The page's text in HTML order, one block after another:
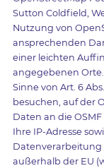
Sutton Coldfield,
Nutzung von
ansprechenden
einer leichten
angegebenen
Sinne von Art. 6
besuchen, auf der
Daten an die
Ihre IP-Adresse
Datenverarbeitung
außerhalb der EU